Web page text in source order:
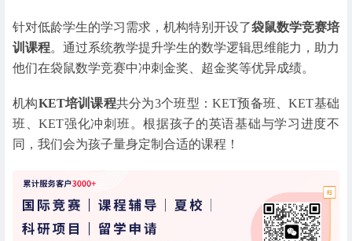
针对低龄学生的学习需求，机构特别开设了袋鼠数学竞赛培
训课程。通过系统教学提升学生的数学逻辑思维能力，助力
他们在袋鼠数学竞赛中冲刺金奖、超金奖等优异成绩。
机构KET培训课程共分为3个班型：KET预备班、KET基础
班、KET强化冲刺班。根据孩子的英语基础与学习进度不
同，我们会为孩子量身定制合适的课程！